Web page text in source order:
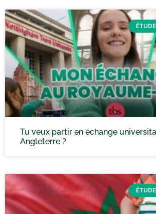
Tu veux partir en échange
Angleterre ?